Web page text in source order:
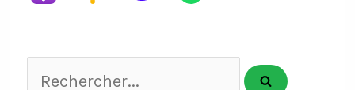
Rechercher...